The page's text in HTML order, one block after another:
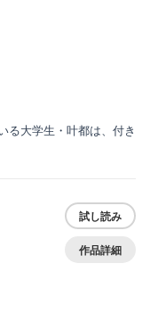
る大学生・叶都は、付き
試し読み
作品詳細